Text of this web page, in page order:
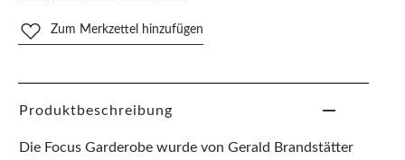
Zum Merkzettel hinzufügen
Produktbeschreibung
Die Focus Garderobe wurde von Gerald Brandstätter